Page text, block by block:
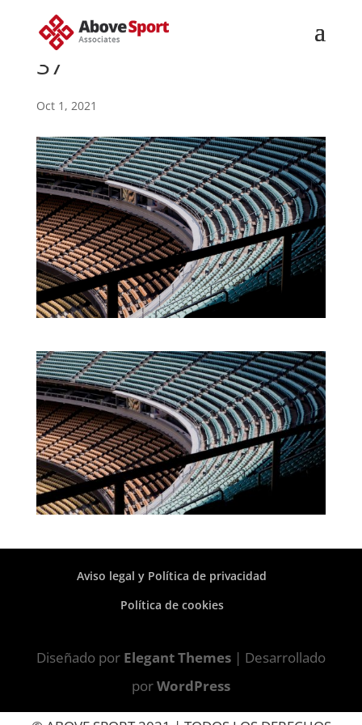
37
Oct 1, 2021
Aviso legal y Política de privacidad
Política de cookies
Diseñado por Elegant Themes| Desarrollado
porWordPress